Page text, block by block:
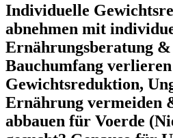
Individuelle
abnehmen mit
Ernährungsberatung
Bauchumfang
Gewichtsreduktion,
Ernährung vermeiden
abbauen für Voerde